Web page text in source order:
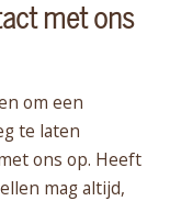
met ons
om een
te laten
ons op. Heeft
mag altijd,